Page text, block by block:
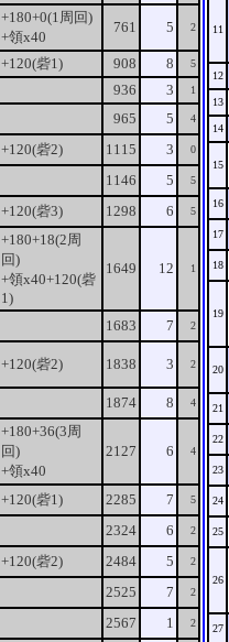
+180+0(1周回)
+領x40
761 5 2
+120(砦1) 908 8 5
936 3 1
965 5 4
+120(砦2) 1115 3 0
1146 5 5
+120(砦3) 1298 6 5
+180+18(2周
回)
+領x40+120(砦
1)
1649 12 1
1683 7 2
+120(砦2) 1838 3 2
1874 8 4
+180+36(3周
回)
+領x40
2127 6 4
+120(砦1) 2285 7 5
2324 6 2
+120(砦2) 2484 5 2
2525 7 2
2567 1 2
11
12
13
14
15
16
17
18
19
20
21
22
23
24
25
26
27